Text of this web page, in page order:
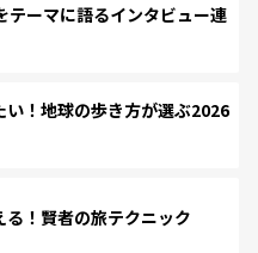
テーマに語るインタビュー連
！地球の歩き方が選ぶ2026
！賢者の旅テクニック